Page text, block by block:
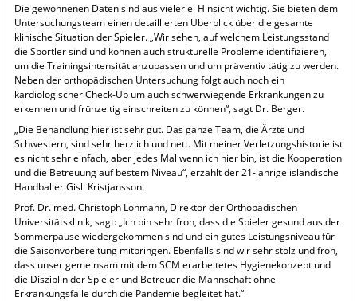
Die gewonnenen Daten sind aus vielerlei Hinsicht wichtig. Sie bieten dem
Untersuchungsteam einen detaillierten Überblick über die gesamte
klinische Situation der Spieler. „Wir sehen, auf welchem Leistungsstand
die Sportler sind und können auch strukturelle Probleme identifizieren,
um die Trainingsintensität anzupassen und um präventiv tätig zu werden.
Neben der orthopädischen Untersuchung folgt auch noch ein
kardiologischer Check-Up um auch schwerwiegende Erkrankungen zu
erkennen und frühzeitig einschreiten zu können“, sagt Dr. Berger.
„Die Behandlung hier ist sehr gut. Das ganze Team, die Ärzte und
Schwestern, sind sehr herzlich und nett. Mit meiner Verletzungshistorie ist
es nicht sehr einfach, aber jedes Mal wenn ich hier bin, ist die Kooperation
und die Betreuung auf bestem Niveau“, erzählt der 21-jährige isländische
Handballer Gisli Kristjansson.
Prof. Dr. med. Christoph Lohmann, Direktor der Orthopädischen
Universitätsklinik, sagt: „Ich bin sehr froh, dass die Spieler gesund aus der
Sommerpause wiedergekommen sind und ein gutes Leistungsniveau für
die Saisonvorbereitung mitbringen. Ebenfalls sind wir sehr stolz und froh,
dass unser gemeinsam mit dem SCM erarbeitetes Hygienekonzept und
die Disziplin der Spieler und Betreuer die Mannschaft ohne
Erkrankungsfälle durch die Pandemie begleitet hat.“